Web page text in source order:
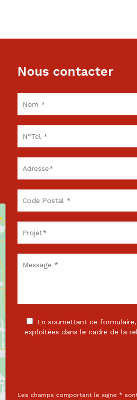
Nous contacter
En soumettant ce
exploitées dans le cadre de la
Les champs comportant le signe *